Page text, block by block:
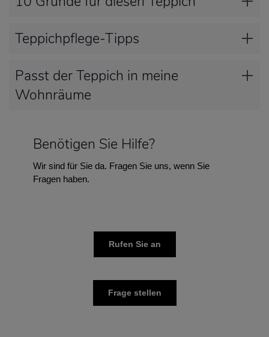
Teppichpflege-Tipps
Passt der Teppich in meine
Wohnräume
Benötigen Sie Hilfe?
Wir sind für Sie da. Fragen Sie uns, wenn Sie
Fragen haben.
Rufen Sie an
Frage stellen